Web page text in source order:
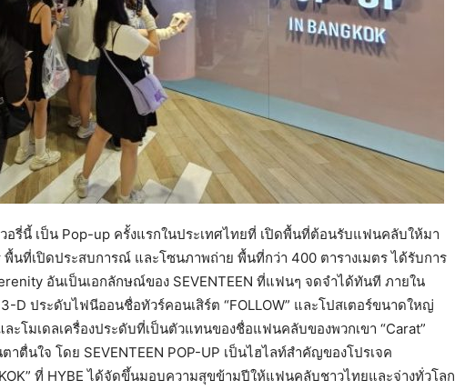
อรี่นี้ เป็น Pop-up ครั้งแรกในประเทศไทยที่ เปิดพื้นที่ต้อนรับแฟนคลับให้มา
นที่เปิดประสบการณ์ และโซนภาพถ่าย พื้นที่กว่า 400 ตารางเมตร ได้รับการ
อันเป็นเอกลักษณ์ของ SEVENTEEN ที่แฟนๆ จดจำได้ทันที ภายใน
D ประดับไฟนีออนชื่อทัวร์คอนเสิร์ต “FOLLOW” และโปสเตอร์ขนาดใหญ่
โมเดลเครื่องประดับที่เป็นตัวแทนของชื่อแฟนคลับของพวกเขา “Carat”
ตื่นใจ โดย SEVENTEEN POP-UP เป็นไฮไลท์สำคัญของโปรเจค
ที่ HYBE ได้จัดขึ้นมอบความสุขข้ามปีให้แฟนคลับชาวไทยและจ่างทั่วโลก